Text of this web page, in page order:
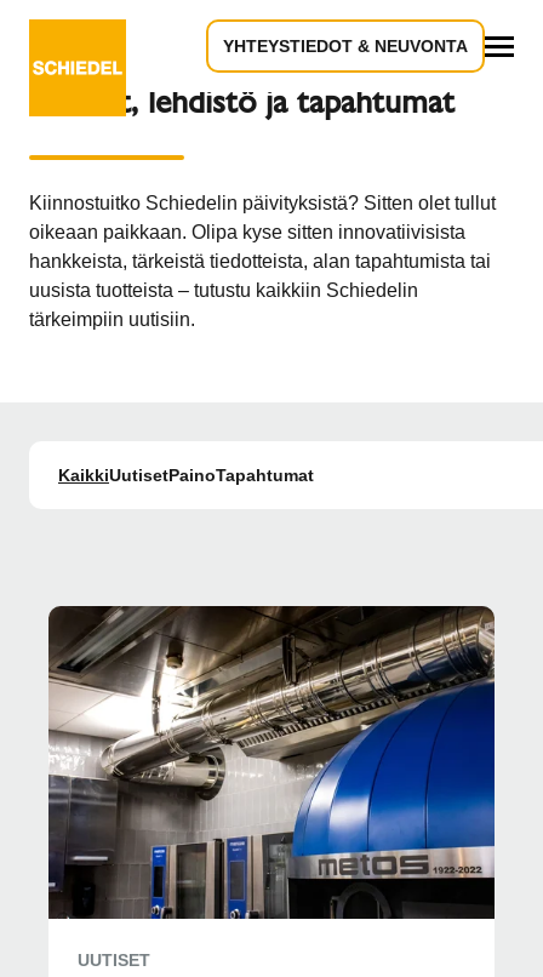
YHTEYSTIEDOT & NEUVONTA
Uutiset, lehdistö ja tapahtumat
Kiinnostuitko Schiedelin päivityksistä? Sitten olet tullut
oikeaan paikkaan. Olipa kyse sitten innovatiivisista
hankkeista, tärkeistä tiedotteista, alan tapahtumista tai
uusista tuotteista – tutustu kaikkiin Schiedelin
tärkeimpiin uutisiin.
KaikkiUutisetPainoTapahtumat
UUTISET